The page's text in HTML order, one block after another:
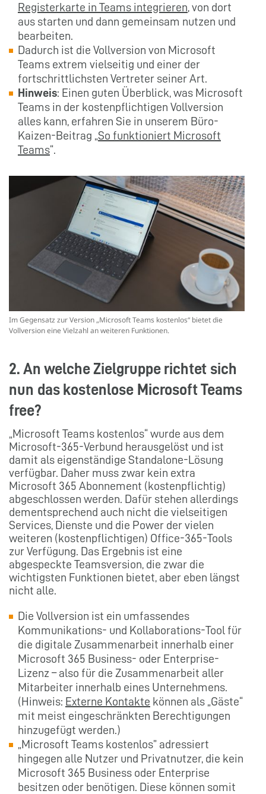
Registerkarte in Teams integrieren , von dort
aus starten und dann gemeinsam nutzen und
bearbeiten.
Dadurch ist die Vollversion von Microsoft
Teams extrem vielseitig und einer der
fortschrittlichsten Vertreter seiner Art.
Hinweis: Einen guten Überblick, was Microsoft
Teams in der kostenpflichtigen Vollversion
alles kann, erfahren Sie in unserem Büro-
Kaizen-Beitrag „ So funktioniert Microsoft
Teams“.
Im Gegensatz zur Version „Microsoft Teams kostenlos“ bietet die
Vollversion eine Vielzahl an weiteren Funktionen.
2. An welche Zielgruppe richtet sich
nun das kostenlose Microsoft Teams
free?
„Microsoft Teams kostenlos“ wurde aus dem
Microsoft-365-Verbund herausgelöst und ist
damit als eigenständige Standalone-Lösung
verfügbar. Daher muss zwar kein extra
Microsoft 365 Abonnement (kostenpflichtig)
abgeschlossen werden. Dafür stehen allerdings
dementsprechend auch nicht die vielseitigen
Services, Dienste und die Power der vielen
weiteren (kostenpflichtigen) Office-365-Tools
zur Verfügung. Das Ergebnis ist eine
abgespeckte Teamsversion, die zwar die
wichtigsten Funktionen bietet, aber eben längst
nicht alle.
Die Vollversion ist ein umfassendes
Kommunikations- und Kollaborations-Tool für
die digitale Zusammenarbeit innerhalb einer
Microsoft 365 Business- oder Enterprise-
Lizenz – also für die Zusammenarbeit aller
Mitarbeiter innerhalb eines Unternehmens.
(Hinweis: Externe Kontakte können als „Gäste“
mit meist eingeschränkten Berechtigungen
hinzugefügt werden.)
„Microsoft Teams kostenlos” adressiert
hingegen alle Nutzer und Privatnutzer, die kein
Microsoft 365 Business oder Enterprise
besitzen oder benötigen. Diese können somit